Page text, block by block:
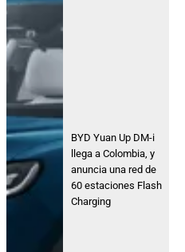
BYD Yuan Up DM-i
llega a Colombia, y
anuncia una red de
60 estaciones Flash
Charging